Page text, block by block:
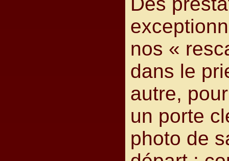
nos «
dans le
autre,
un porte
photo de